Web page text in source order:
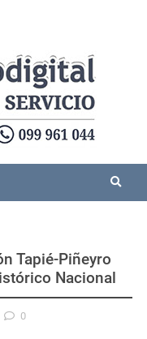
Tapié-Piñeyro
Nacional
0